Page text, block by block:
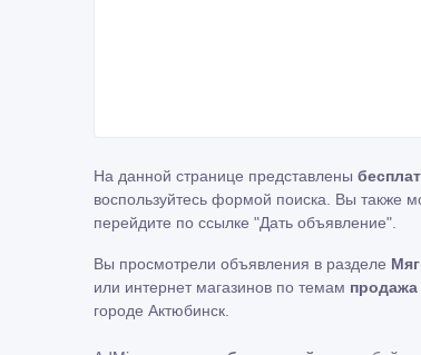
На данной странице представлены
воспользуйтесь формой поиска. Вы также
перейдите по ссылке "Дать объявление"
Вы просмотрели объявления в разделе
или интернет магазинов по темам
городе Актюбинск.